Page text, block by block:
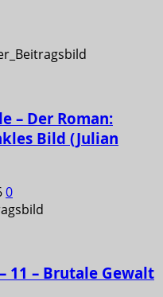
– Der Roman:
Bild (Julian
0
11 – Brutale Gewalt